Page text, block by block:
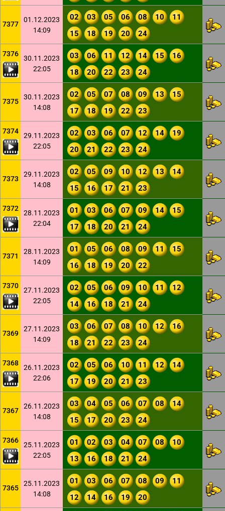
7377
01.12.2023
14:09
02 03 05 06 08 10
11
15
18 19 20 24
7376
30.11.2023
22:05
03 06 11 12 14 15
16
18
20 22 23 24
7375
30.11.2023
14:08
02 05 07 08 09 13
15
17
18 19 22 23
7374
29.11.2023
22:05
02 03 06 07 12 14
19
20
21 22 23 24
7373
29.11.2023
14:08
02 05 09 10 12 13
14
15
16 17 21 23
7372
28.11.2023
22:04
01 03 06 07 09 14
15
17
18 20 21 24
7371
28.11.2023
14:09
01 05 06 08 09 11
15
16
18 19 20 22
7370
27.11.2023
22:05
02 05 06 09 10 11
12
14
16 18 21 24
7369
27.11.2023
14:09
03 06 07 08 10 12
16
18
21 22 23 24
7368
26.11.2023
22:06
02 05 06 10 11 12
14
17
19 20 21 23
7367
26.11.2023
14:08
03 04 05 06 07 08
14
15
17 20 23 24
7366
25.11.2023
22:05
01 02 03 04 07 08
10
13
16 18 21 24
7365
25.11.2023
14:08
01 03 06 07 08 09
11
12
14 16 19 20